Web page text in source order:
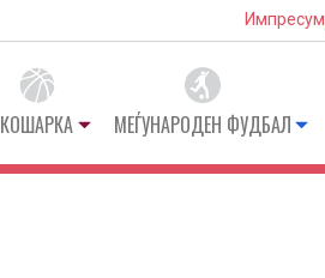
Импресум
КОШАРКА МЕЃУНАРОДЕН ФУДБАЛ